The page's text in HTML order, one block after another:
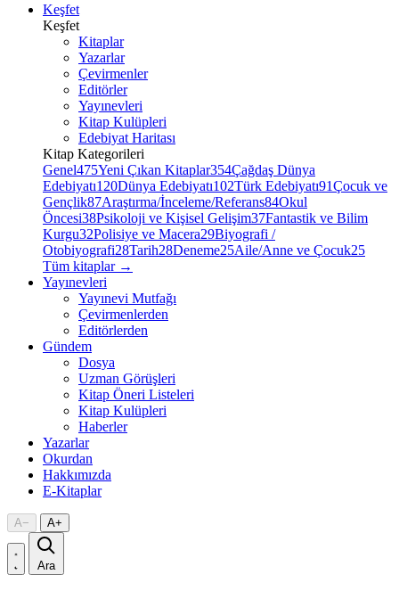
Keşfet
Keşfet
Kitaplar
Yazarlar
Çevirmenler
Editörler
Yayınevleri
Kitap Kulüpleri
Edebiyat Haritası
Kitap Kategorileri
Genel475Yeni Çıkan Kitaplar354Çağdaş Dünya
Edebiyatı120Dünya Edebiyatı102Türk Edebiyatı91Çocuk ve
Gençlik87Araştırma/İnceleme/Referans84Okul
Öncesi38Psikoloji ve Kişisel Gelişim37Fantastik ve Bilim
Kurgu32Polisiye ve Macera29Biyografi /
Otobiyografi28Tarih28Deneme25Aile/Anne ve Çocuk25
Tüm kitaplar →
Yayınevleri
Yayınevi Mutfağı
Çevirmenlerden
Editörlerden
Gündem
Dosya
Uzman Görüşleri
Kitap Öneri Listeleri
Kitap Kulüpleri
Haberler
Yazarlar
Okurdan
Hakkımızda
E-Kitaplar
A− A+
Ara